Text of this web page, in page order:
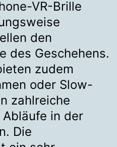
VR-Brille
den
des Geschehens.
zudem
oder Slow-
zahlreiche
in der
Die